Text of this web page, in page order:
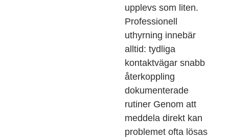
upplevs som liten.
Professionell
uthyrning innebär
alltid: tydliga
kontaktvägar snabb
återkoppling
dokumenterade
rutiner Genom att
meddela direkt kan
problemet ofta lösas